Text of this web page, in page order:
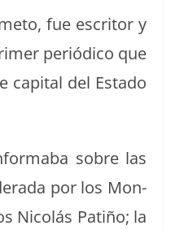
fue escritor y
per­iódi­co que
cap­i­tal del Esta­do
sobre las
por los Mon­
Nicolás Patiño; la